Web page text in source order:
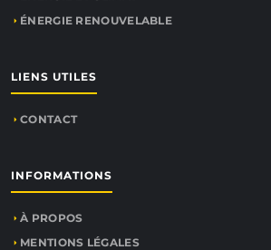
ÉNERGIE RENOUVELABLE
LIENS UTILES
CONTACT
INFORMATIONS
À PROPOS
MENTIONS LÉGALES